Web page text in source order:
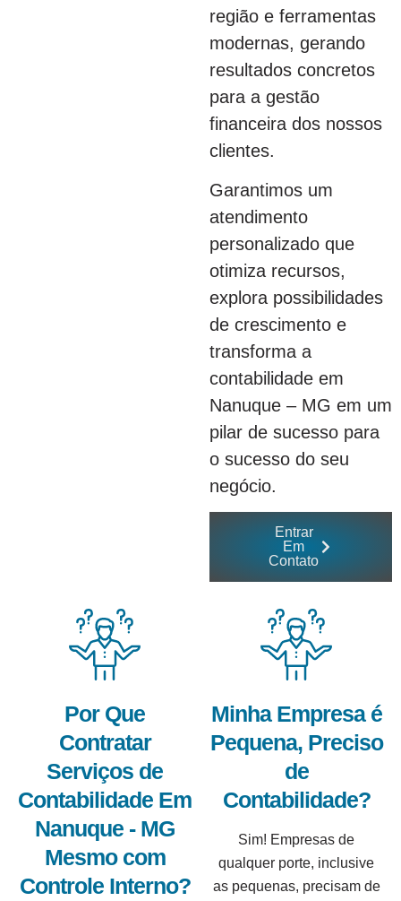
região e ferramentas
modernas, gerando
resultados concretos
para a gestão
financeira dos nossos
clientes.
Garantimos um
atendimento
personalizado que
otimiza recursos,
explora possibilidades
de crescimento e
transforma a
contabilidade em
Nanuque – MG em um
pilar de sucesso para
o sucesso do seu
negócio.
Entrar
Em
Contato
Por Que
Contratar
Serviços de
Contabilidade Em
Nanuque - MG
Mesmo com
Controle Interno?
Minha Empresa é
Pequena, Preciso
de
Contabilidade?
Sim! Empresas de
qualquer porte, inclusive
as pequenas, precisam de